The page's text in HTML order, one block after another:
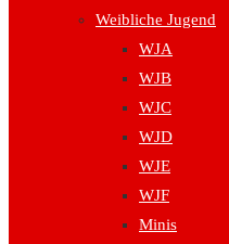
Weibliche Jugend
WJA
WJB
WJC
WJD
WJE
WJF
Minis